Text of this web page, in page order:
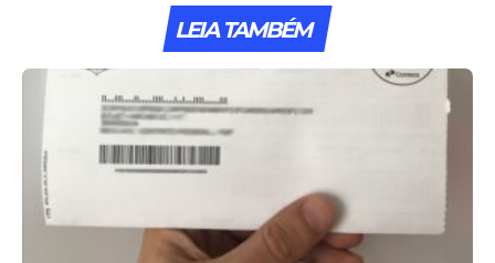
LEIA TAMBÉM